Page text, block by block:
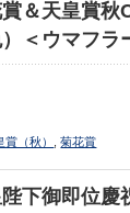
＆天皇賞秋
＜ウマフラ
賞（秋） ,菊花賞
下御即位慶